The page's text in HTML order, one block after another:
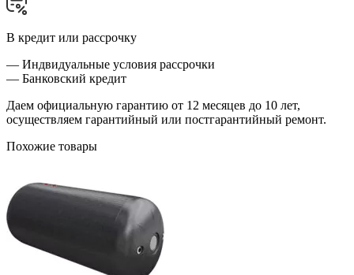
В кредит или рассрочку
— Индвидуальные условия рассрочки
— Банковский кредит
Даем официальную гарантию от 12 месяцев до 10 лет,
осуществляем гарантийный или постгарантийный ремонт.
Похожие товары